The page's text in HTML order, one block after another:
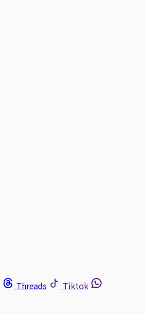
Threads
Tiktok